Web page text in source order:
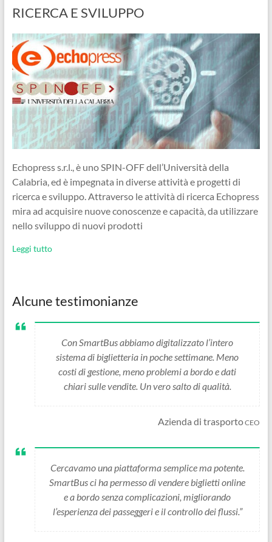
RICERCA E SVILUPPO
Echopress s.r.l., è uno SPIN-OFF dell’Università della
Calabria, ed è impegnata in diverse attività e progetti di
ricerca e sviluppo. Attraverso le attività di ricerca Echopress
mira ad acquisire nuove conoscenze e capacità, da utilizzare
nello sviluppo di nuovi prodotti
Leggi tutto
Alcune testimonianze
Con SmartBus abbiamo digitalizzato l’intero
sistema di biglietteria in poche settimane. Meno
costi di gestione, meno problemi a bordo e dati
chiari sulle vendite. Un vero salto di qualità.
Azienda di trasportoCEO
Cercavamo una piattaforma semplice ma potente.
SmartBus ci ha permesso di vendere biglietti online
e a bordo senza complicazioni, migliorando
l’esperienza dei passeggeri e il controllo dei flussi.”